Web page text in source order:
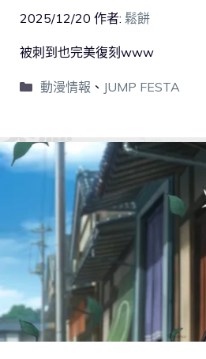
2025/12/20 作者: 鬆餅
被刺到也完美復刻www
動漫情報 、 JUMP FESTA